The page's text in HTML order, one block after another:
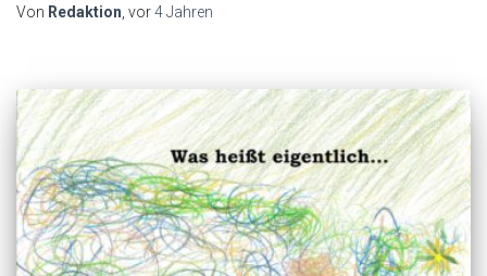
Von Redaktion , vor4 Jahren